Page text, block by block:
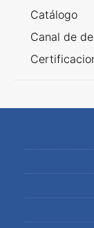
Catálogo
Canal de